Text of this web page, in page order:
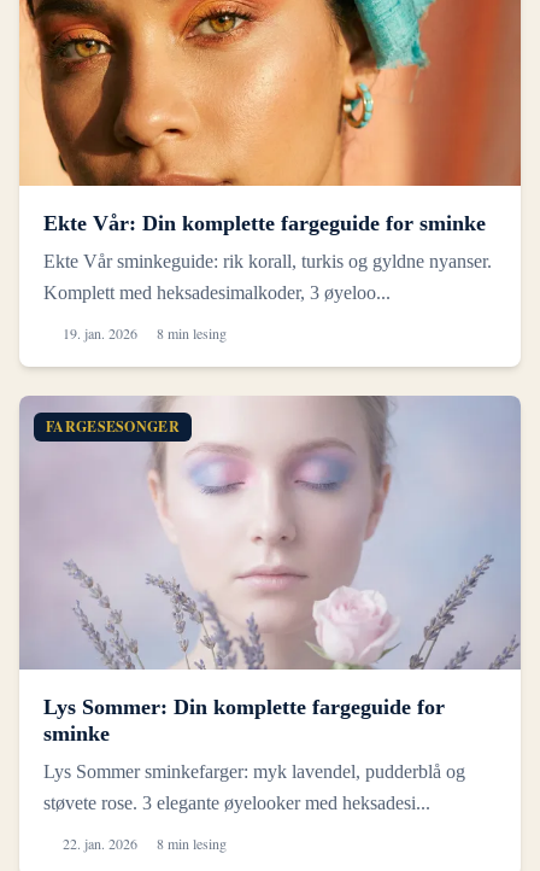
Ekte Vår: Din komplette fargeguide for sminke
Ekte Vår sminkeguide: rik korall, turkis og gyldne nyanser.
Komplett med heksadesimalkoder, 3 øyeloo...
19. jan. 2026 8 min lesing
FARGESESONGER
Lys Sommer: Din komplette fargeguide for
sminke
Lys Sommer sminkefarger: myk lavendel, pudderblå og
støvete rose. 3 elegante øyelooker med heksadesi...
22. jan. 2026 8 min lesing